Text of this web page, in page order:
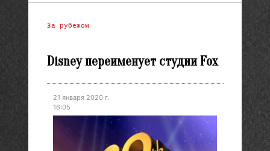
За рубежом
Disney переименует студии Fox
21 января 2020 г.
16:05